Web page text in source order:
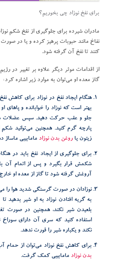
برای نفخ نوزاد چی بخوریم؟
مادران شیرده برای جلوگیری از نفخ شکم
نفاخ مانند حبوبات پرهیز کرده و یا در
کنند تا نفخ آن گرفته شود.
از اقدامات موثر دیگر علاوه بر تغییر در
گاز معده او می‌توان به موارد زیر اشاره کرد:
هنگام ایجاد نفخ در نوزاد برای کاهش
بهتر است که نوزاد را خوابانده و
جلو و عقب حرکت دهید. سپس عضلات
پارچه گرم کنید. همچنین می‌توانید
زیتون یا روغن بدن نوزاد مامابیبی ماساژ
برای جلوگیری از ایجاد نفخ باید در
شکمش قرار بگیرد و پس از اتمام آن
آروغش گرفته شود تا گاز از معده او
نوزادان در صورت گرسنگی شدید هوا را
به گریه افتادن نوزاد به او شیر بدهید
بلعیدن شیر نکند، همچنین در صورت
استفاده کنید که سری آن دارای سوراخ
نکند و یکباره شیر را قورت ندهد.
برای کاهش نفخ نوزاد می‌توان از حمام
بدن نوزاد مامابیبی کمک گرفت.